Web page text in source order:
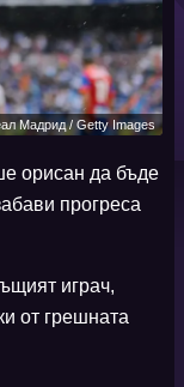
Мадрид / Getty Images
орисан да бъде
прогреса
играч,
от грешната